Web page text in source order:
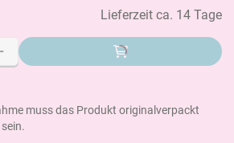
Lieferzeit ca. 14 Tage
muss das Produkt originalverpackt